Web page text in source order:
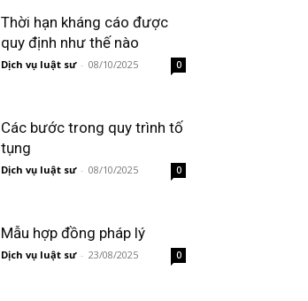
Thời hạn kháng cáo được
quy định như thế nào
Dịch vụ luật sư - 08/10/2025 0
Các bước trong quy trình tố
tụng
Dịch vụ luật sư - 08/10/2025 0
Mẫu hợp đồng pháp lý
Dịch vụ luật sư - 23/08/2025 0